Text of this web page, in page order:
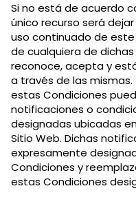
Si no está de acuerdo
único recurso será
uso continuado de
de cualquiera de
reconoce, acepta y
a través de las
estas Condiciones
notificaciones o
designadas ubicadas
Sitio Web. Dichas
expresamente
Condiciones y
estas Condiciones